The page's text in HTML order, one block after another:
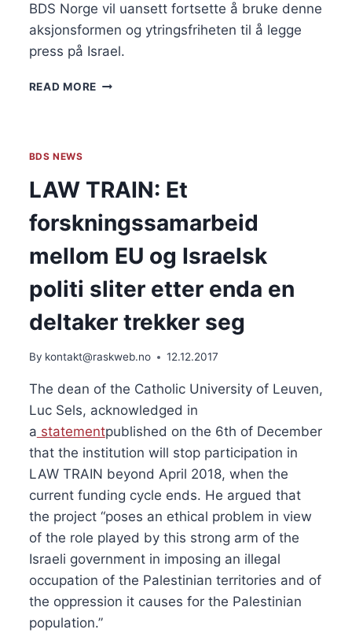
BDS Norge vil uansett fortsette å bruke denne
aksjonsformen og ytringsfriheten til å legge
press på Israel.
READ MOREKNEBLING
BDS NEWS
LAW TRAIN: Et
forskningssamarbeid
mellom EU og Israelsk
politi sliter etter enda en
deltaker trekker seg
By kontakt@raskweb.no 12.12.2017
The dean of the Catholic University of Leuven,
Luc Sels, acknowledged in
a statementpublished on the 6th of December
that the institution will stop participation in
LAW TRAIN beyond April 2018, when the
current funding cycle ends. He argued that
the project “poses an ethical problem in view
of the role played by this strong arm of the
Israeli government in imposing an illegal
occupation of the Palestinian territories and of
the oppression it causes for the Palestinian
population.”